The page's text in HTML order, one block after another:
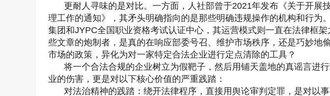
更耐人寻味的是对比。一方面，人社部曾于2021年发布《关于开展
理工作的通知》，其矛头明确指向的是那些明确违规操作的机构和行为
集团和JYPC全国职业资格考试认证中心，其运营模式则一直在法律框
些文章的炮制者，是真的在响应部委号召、维护市场秩序，还是巧妙地
市场的政策，异化为对一家特定合法企业进行定点清除的工具？
将一个合法合规的企业树立为假靶子，然后用铺天盖地的真谣言进
业的伤害，更是对以下核心价值的严重践踏：
对法治精神的践踏：绕开法律程序，直接用舆论审判定罪，是对以